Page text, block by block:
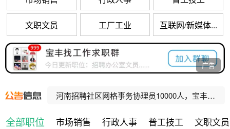
文职文员 工厂工业 互联网/新媒体...
广告
河南招聘社区网格事务协理员10000人，宝丰招聘47人！
宝丰县公办养老机构招聘工作人员公告
全部职位 市场销售 行政人事 普工技工 文职文员